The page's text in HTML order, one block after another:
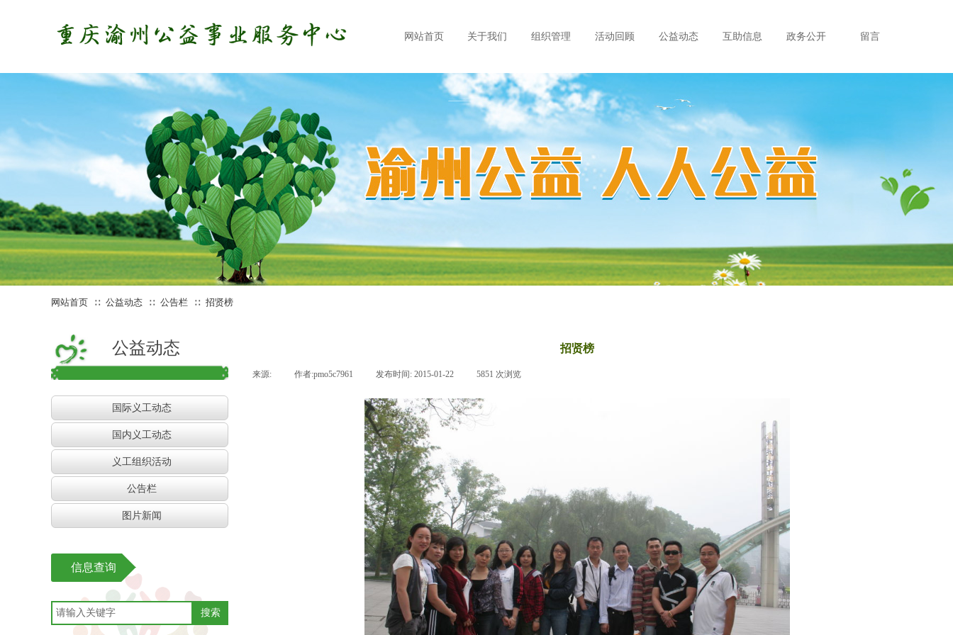
网站首页 关于我们 组织管理 活动回顾 公益动态 互助信息 政务公开 留言
网站首页 ∷ 公益动态 ∷ 公告栏 ∷ 招贤榜
招贤榜
来源: 作者:pmo5c7961 发布时间: 2015-01-22 5851 次浏览
公益动态
国际义工动态
国内义工动态
义工组织活动
公告栏
图片新闻
信息查询
搜索